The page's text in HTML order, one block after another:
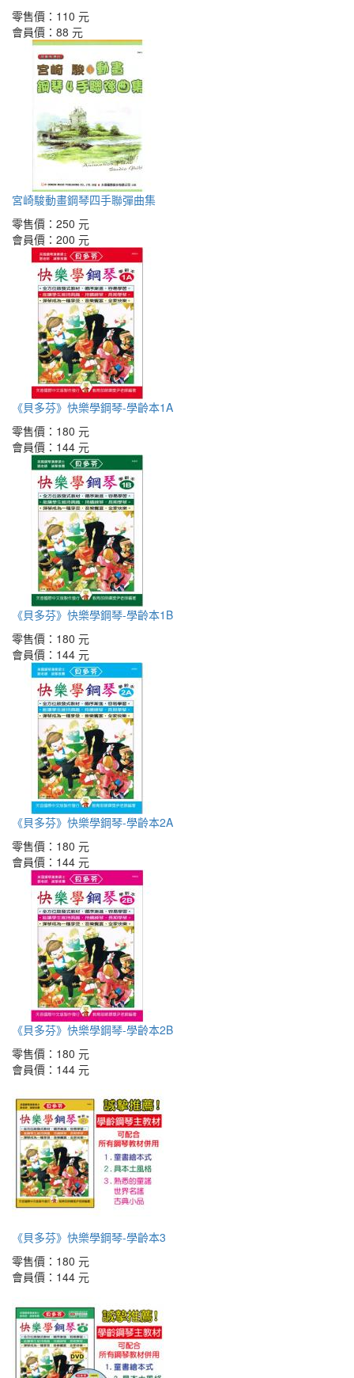
零售價： 110 元
會員價： 88 元
宮崎駿動畫鋼琴四手聯彈曲集
零售價： 250 元
會員價： 200 元
《貝多芬》快樂學鋼琴-學齡本1A
零售價： 180 元
會員價： 144 元
《貝多芬》快樂學鋼琴-學齡本1B
零售價： 180 元
會員價： 144 元
《貝多芬》快樂學鋼琴-學齡本2A
零售價： 180 元
會員價： 144 元
《貝多芬》快樂學鋼琴-學齡本2B
零售價： 180 元
會員價： 144 元
《貝多芬》快樂學鋼琴-學齡本3
零售價： 180 元
會員價： 144 元